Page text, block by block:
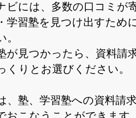
ビには、多数の口コミが
学習塾を見つけ出すため
が見つかったら、資料請
くりとお選びください。
、塾、学習塾への資料請